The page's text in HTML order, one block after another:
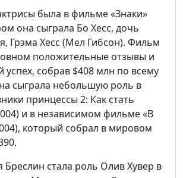
была в фильме «Знаки»
она сыграла Бо Хесс, дочь
Грэма Хесс (Мел Гибсон). Фильм
положительные отзывы и
успех, собрав $408 млн по всему
сыграла небольшую роль в
принцессы 2: Как стать
и в независимом фильме «В
который собрал в мировом
стала роль Олив Хувер в